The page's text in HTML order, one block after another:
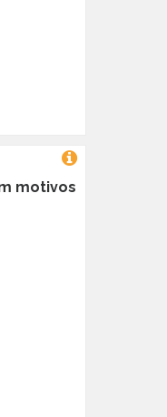
motivos